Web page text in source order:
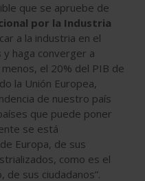
que se apruebe de
por la Industria
a la industria en el
haga converger a
el 20% del PIB de
la Unión Europea,
de nuestro país
que puede poner
se está
Europa, de sus
como es el
sus ciudadanos”.